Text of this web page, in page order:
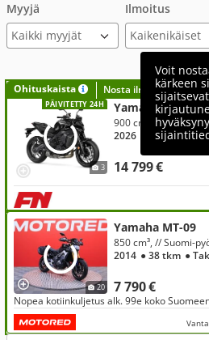
Myyjä
Kaikki myyjät
Ilmoitus
Voit
kärkeen
Ohituskaista Nosta ilmoituksesi
PÄIVITETTY 24H
3
Yamaha MT-09
14 799 €
900 cm³
2026
● 4-tahti●
20
Yamaha MT-09
7 790 €
850 cm³, // Suomi-
2014 ● 38 tkm ●
Nopea kotiinkuljetus alk. 99e koko